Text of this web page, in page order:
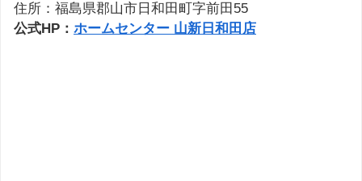
住所：福島県郡山市日和田町字前田55
公式HP： ホームセンター 山新日和田店